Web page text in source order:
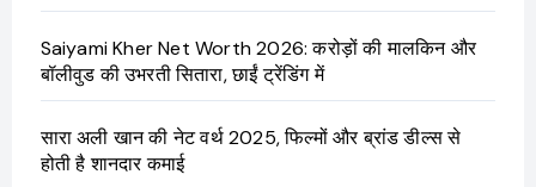
Saiyami Kher Net Worth 2026: करोड़ों की मालकिन और
बॉलीवुड की उभरती सितारा, छाईं ट्रेंडिंग में
सारा अली खान की नेट वर्थ 2025, फिल्मों और ब्रांड डील्स से
होती है शानदार कमाई